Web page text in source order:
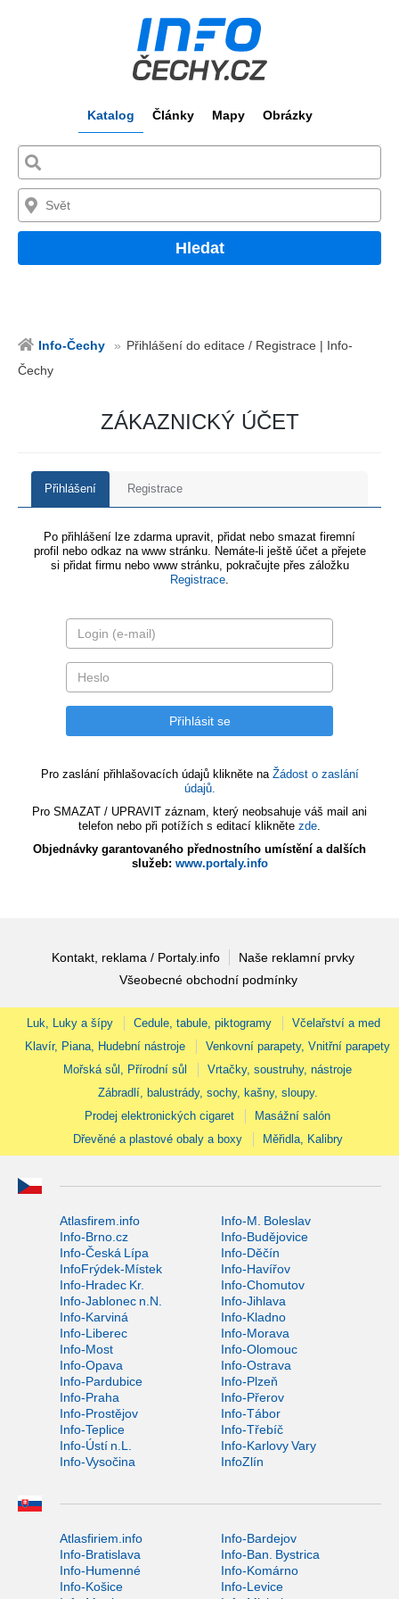
Katalog Články Mapy Obrázky
Hledat
Info-Čechy
Přihlášení do editace / Registrace | Info-
Čechy
ZÁKAZNICKÝ ÚČET
Přihlášení Registrace
Po přihlášení lze zdarma upravit, přidat nebo smazat firemní
profil nebo odkaz na www stránku. Nemáte-li ještě účet a přejete
si přidat firmu nebo www stránku, pokračujte přes záložku
Registrace.
Pro zaslání přihlašovacích údajů klikněte na Žádost o zaslání
údajů.
Pro SMAZAT / UPRAVIT záznam, který neobsahuje váš mail ani
telefon nebo při potížích s editací klikněte zde.
Objednávky garantovaného přednostního umístění a dalších
služeb: www.portaly.info
Kontakt, reklama / Portaly.info
Naše reklamní prvky
Všeobecné obchodní podmínky
Luk, Luky a šípy Cedule, tabule, piktogramy
Včelařství a med
Klavír, Piana, Hudební nástroje
Venkovní parapety, Vnitřní parapety
Mořská sůl, Přírodní sůl
Vrtačky, soustruhy, nástroje
Zábradlí, balustrády, sochy, kašny, sloupy.
Prodej elektronických cigaret
Masážní salón
Dřevěné a plastové obaly a boxy
Měřidla, Kalibry
Atlasfirem.info
Info-M. Boleslav
Info-Brno.cz
Info-Budějovice
Info-Česká Lípa
Info-Děčín
InfoFrýdek-Místek
Info-Havířov
Info-Hradec Kr.
Info-Chomutov
Info-Jablonec n.N.
Info-Jihlava
Info-Karviná
Info-Kladno
Info-Liberec
Info-Morava
Info-Most
Info-Olomouc
Info-Opava
Info-Ostrava
Info-Pardubice
Info-Plzeň
Info-Praha
Info-Přerov
Info-Prostějov
Info-Tábor
Info-Teplice
Info-Třebíč
Info-Ústí n.L.
Info-Karlovy Vary
Info-Vysočina
InfoZlín
Atlasfiriem.info
Info-Bardejov
Info-Bratislava
Info-Ban. Bystrica
Info-Humenné
Info-Komárno
Info-Košice
Info-Levice